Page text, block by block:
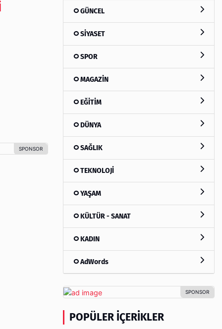
GÜNCEL
SİYASET
SPOR
MAGAZİN
EĞİTİM
DÜNYA
SAĞLIK
TEKNOLOJİ
YAŞAM
KÜLTÜR - SANAT
KADIN
AdWords
POPÜLER İÇERIKLER